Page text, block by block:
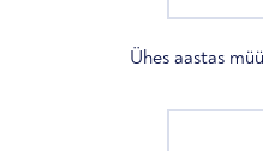
Ühes aastas